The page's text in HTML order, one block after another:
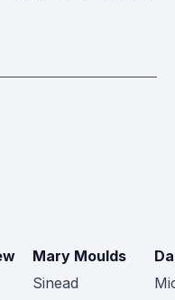
Mary Moulds
Sinead